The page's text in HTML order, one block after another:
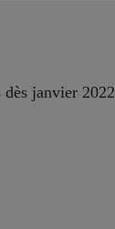
janvier 2022